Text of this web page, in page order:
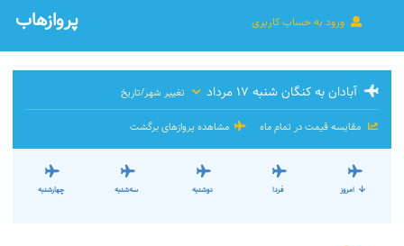
ورود به حساب کاربری پروازهاب
آبادان به کنگان شنبه ۱۷ مرداد تغییر شهر/تاریخ
مقایسه قیمت در تمام ماه مشاهده پروازهای برگشت
امروز فردا دوشنبه سه‌شنبه چهارشنبه